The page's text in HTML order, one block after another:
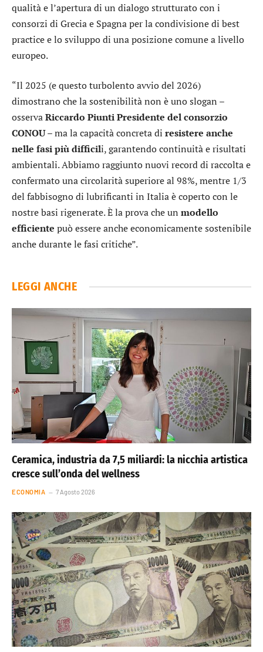
qualità e l’apertura di un dialogo strutturato con i
consorzi di Grecia e Spagna per la condivisione di best
practice e lo sviluppo di una posizione comune a livello
europeo.
“Il 2025 (e questo turbolento avvio del 2026)
dimostrano che la sostenibilità non è uno slogan –
osservaRiccardo Piunti Presidente del consorzio
CONOU– ma la capacità concreta di resistere anche
nelle fasi più difficili, garantendo continuità e risultati
ambientali. Abbiamo raggiunto nuovi record di raccolta e
confermato una circolarità superiore al 98%, mentre 1/3
del fabbisogno di lubrificanti in Italia è coperto con le
nostre basi rigenerate. È la prova che un modello
efficiente può essere anche economicamente sostenibile
anche durante le fasi critiche”.
LEGGI ANCHE
Ceramica, industria da 7,5 miliardi: la nicchia artistica
cresce sull’onda del wellness
ECONOMIA 7 Agosto 2026